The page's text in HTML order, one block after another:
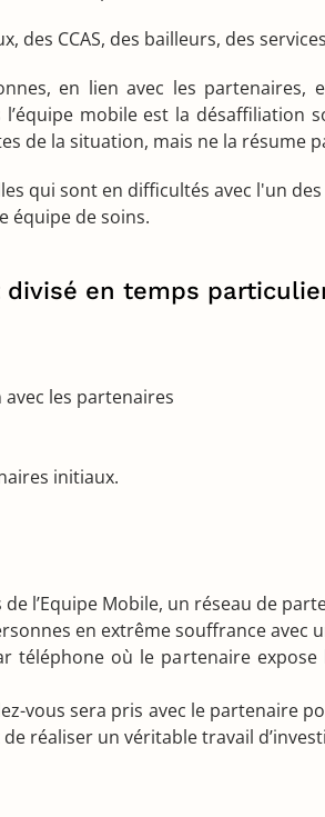
des CCAS, des bailleurs, des
en lien avec les
mobile est la désaffiliation
de la situation, mais ne la résume
qui sont en difficultés avec l'un
équipe de soins.
divisé en temps
les partenaires
initiaux.
l’Equipe Mobile, un réseau de
en extrême souffrance avec
téléphone où le partenaire
vous sera pris avec le partenaire
réaliser un véritable travail